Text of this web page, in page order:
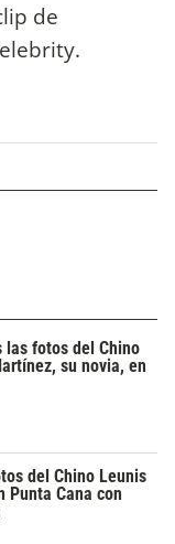
de
las fotos del Chino
su novia, en
del Chino Leunis
Punta Cana con